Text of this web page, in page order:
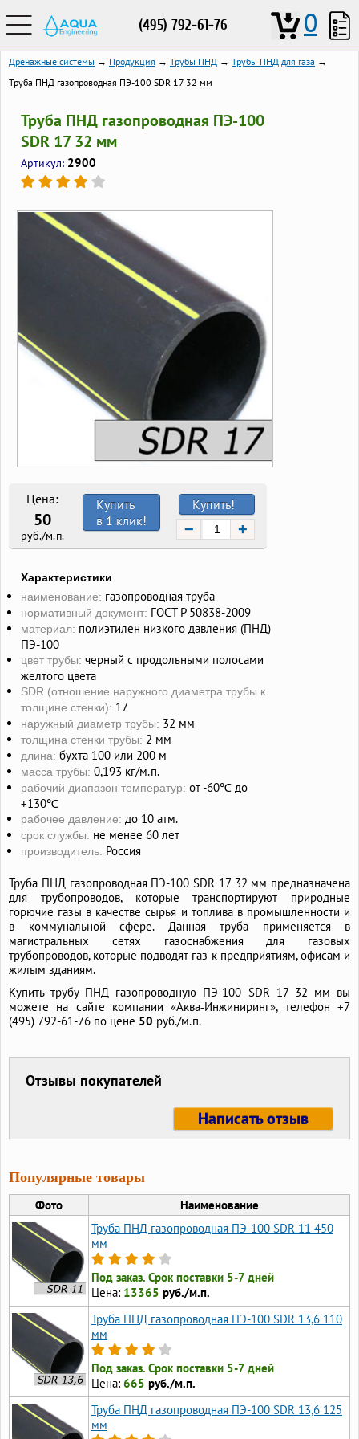
(495) 792-61-76 0
Дренажные системы → Продукция → Трубы ПНД → Трубы ПНД для газа →
Труба ПНД газопроводная ПЭ-100 SDR 17 32 мм
Труба ПНД газопроводная ПЭ-100
SDR 17 32 мм
Артикул: 2900
Цена:
50
руб./м.п.
Купить!
− +
Купить
в 1 клик!
Характеристики
наименование: газопроводная труба
нормативный документ: ГОСТ Р 50838-2009
материал: полиэтилен низкого давления (ПНД)
ПЭ-100
цвет трубы: черный с продольными полосами
желтого цвета
SDR (отношение наружного диаметра трубы к
толщине стенки): 17
наружный диаметр трубы: 32 мм
толщина стенки трубы: 2 мм
длина: бухта 100 или 200 м
масса трубы: 0,193 кг/м.п.
рабочий диапазон температур: от -60℃ до
+130℃
рабочее давление: до 10 атм.
срок службы: не менее 60 лет
производитель: Россия
Труба ПНД газопроводная ПЭ-100 SDR 17 32 мм предназначена
для трубопроводов, которые транспортируют природные
горючие газы в качестве сырья и топлива в промышленности и
в коммунальной сфере. Данная труба применяется в
магистральных сетях газоснабжения для газовых
трубопроводов, которые подводят газ к предприятиям, офисам и
жилым зданиям.
Купить трубу ПНД газопроводную ПЭ-100 SDR 17 32 мм вы
можете на сайте компании «Аква‑Инжиниринг», телефон +7
(495) 792-61-76 по цене 50 руб./м.п.
Отзывы покупателей
Написать отзыв
Популярные товары
Фото
Наименование
Труба ПНД газопроводная ПЭ-100 SDR 11 450
мм
Под заказ. Срок поставки 5-7 дней
Цена: 13365 руб./м.п.
Труба ПНД газопроводная ПЭ-100 SDR 13,6 110
мм
Под заказ. Срок поставки 5-7 дней
Цена: 665 руб./м.п.
Труба ПНД газопроводная ПЭ-100 SDR 13,6 125
мм